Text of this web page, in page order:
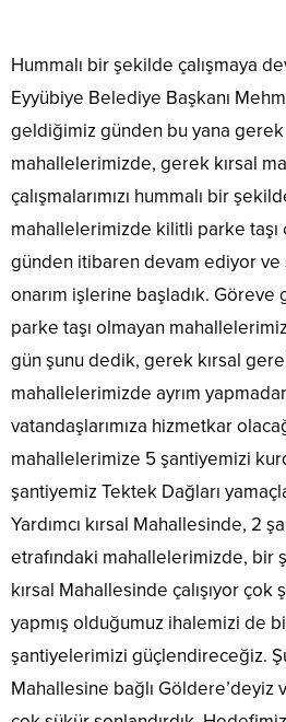
Hummalı bir şekilde çalışmaya
Eyyübiye Belediye Başkanı
geldiğimiz günden bu yana
mahallelerimizde, gerek kırsal
çalışmalarımızı hummalı bir
mahallelerimizde kilitli parke taşı
günden itibaren devam ediyor ve
onarım işlerine başladık.
parke taşı olmayan
gün şunu dedik, gerek kırsal
mahallelerimizde ayrım
vatandaşlarımıza hizmetkar
mahallelerimize 5 şantiyemizi
şantiyemiz Tektek Dağları
Yardımcı kırsal Mahallesinde, 2
etrafındaki mahallelerimizde, bir
kırsal Mahallesinde çalışıyor çok
yapmış olduğumuz ihalemizi de
şantiyelerimizi güçlendireceğiz.
Mahallesine bağlı Göldere’deyiz